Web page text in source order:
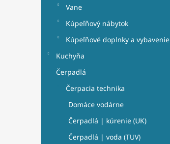
Vane
Kúpeľňový nábytok
Kúpeľňové doplnky a vybavenie
Kuchyňa
Čerpadlá
Čerpacia technika
Domáce vodárne
Čerpadlá | kúrenie (UK)
Čerpadlá | voda (TUV)